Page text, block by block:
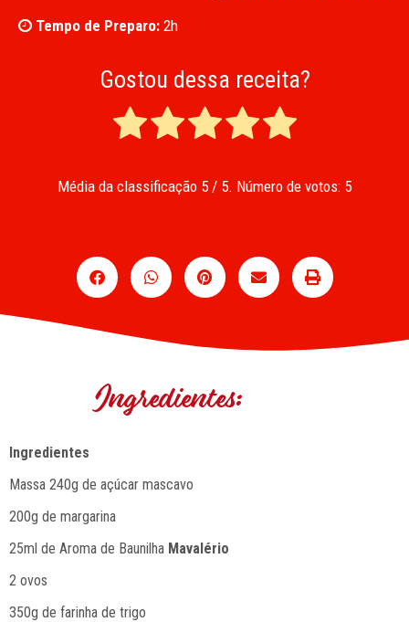
Tempo de Preparo: 2h
Gostou dessa receita?
Média da classificação 5 / 5. Número de votos: 5
Ingredientes:
Ingredientes
Massa 240g de açúcar mascavo
200g de margarina
25ml de Aroma de Baunilha Mavalério
2 ovos
350g de farinha de trigo